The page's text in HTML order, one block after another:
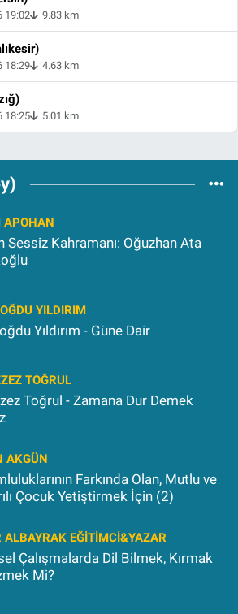
19:02 9.83 km
18:29 4.63 km
18:25 5.01 km
APOHAN
Sessiz Kahramanı: Oğuzhan Ata
YILDIRIM
Yıldırım - Güne Dair
TOĞRUL
Toğrul - Zamana Dur Demek
AKGÜN
Farkında Olan, Mutlu ve
Çocuk Yetiştirmek İçin (2)
ALBAYRAK EĞITIMCI&YAZAR
Çalışmalarda Dil Bilmek, Kırmak
Mi?